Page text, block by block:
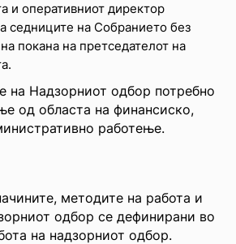
и оперативниот директор
седниците на Собранието без
покана на претседателот на
на Надзорниот одбор потребно
од областа на финансиско,
работење.
методите на работа и
одбор се дефинирани во
на надзорниот одбор.